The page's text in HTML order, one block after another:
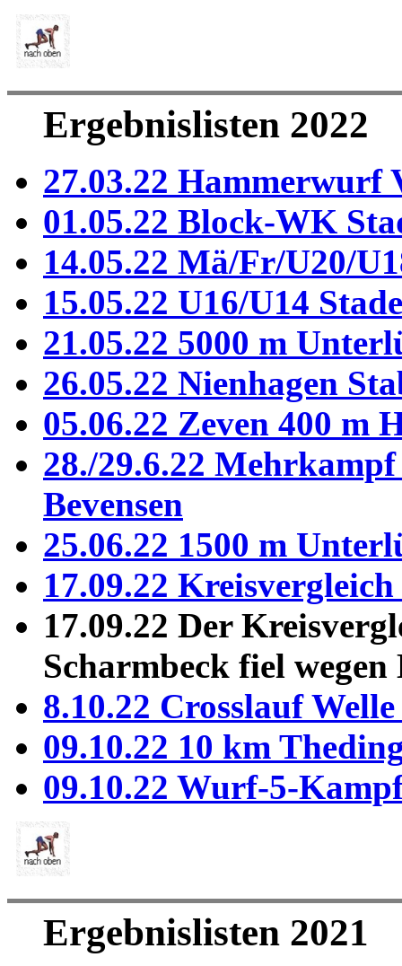
Ergebnislisten 2022
27.03.22 Hammerwurf
01.05.22 Block-WK
14.05.22 Mä/Fr/U20/
15.05.22 U16/U14 Stade
21.05.22 5000 m
26.05.22 Nienhagen
05.06.22 Zeven 400 m
28./29.6.22
Bevensen
25.06.22 1500 m
17.09.22
17.09.22 Der
Scharmbeck fiel wegen
8.10.22 Crosslauf
09.10.22 10 km
09.10.22 Wurf-5-
Ergebnislisten 2021